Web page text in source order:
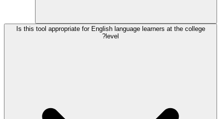
Is this tool appropriate for English language learners at the college
level?